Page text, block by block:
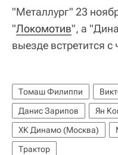
"Металлург" 23
"Локомотив", а
выезде встретится
Томаш Филиппи
Данис Зарипов
Ян
ХК Динамо (Москва)
Трактор